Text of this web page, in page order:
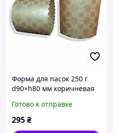
Форма для пасок 250 г
d90×h80 мм коричневая
шт для крупной выпечки
Готово к отправке
295₴